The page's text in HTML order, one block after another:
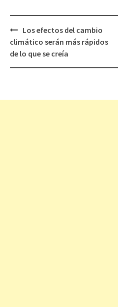
Navegación
de
entradas
Los efectos del cambio
climático serán más rápidos
de lo que se creía